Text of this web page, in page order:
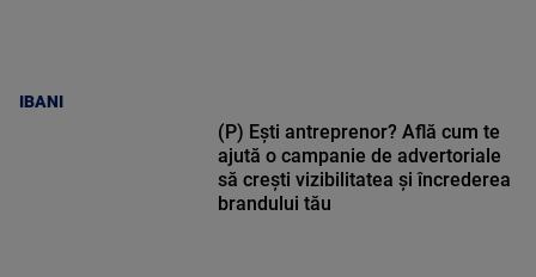
IBANI
(P) Ești antreprenor? Află cum te
ajută o campanie de advertoriale
să crești vizibilitatea și încrederea
brandului tău